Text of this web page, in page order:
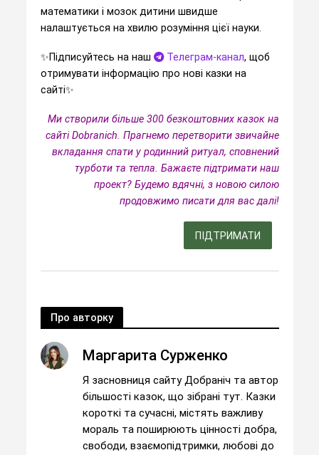
математики і мозок дитини швидше
налаштується на хвилю розуміння цієї науки.
✨️Підписуйтесь на наш Телеграм-канал, щоб
отримувати інформацію про нові казки на
сайті✨️
Ми створили більше 300 безкоштовних казок на
сайті Dobranich. Прагнемо перетворити звичайне
вкладання спати у родинний ритуал, сповнений
турботи та тепла. Бажаєте підтримати наш
проект? Будемо вдячні, з новою силою
продовжимо писати для вас далі!
ПІДТРИМАТИ
Про авторку
Маргарита Сурженко
Я засновниця сайту Добраніч та автор
більшості казок, що зібрані тут. Казки
короткі та сучасні, містять важливу
мораль та поширюють цінності добра,
свободи, взаємопідтримки, любові до